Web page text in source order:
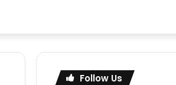
Follow Us